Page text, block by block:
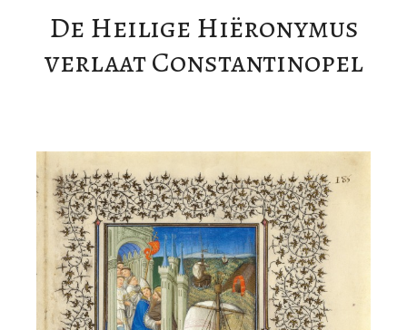
De Heilige Hiëronymus
verlaat Constantinopel